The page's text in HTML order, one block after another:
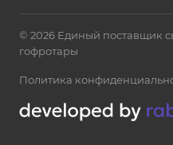
© 2026 Единый поставщик
гофротары
Политика